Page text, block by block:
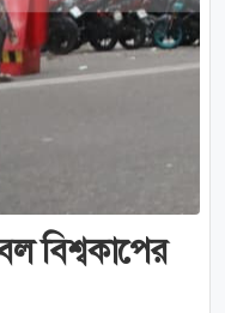
বিশ্বকাপের